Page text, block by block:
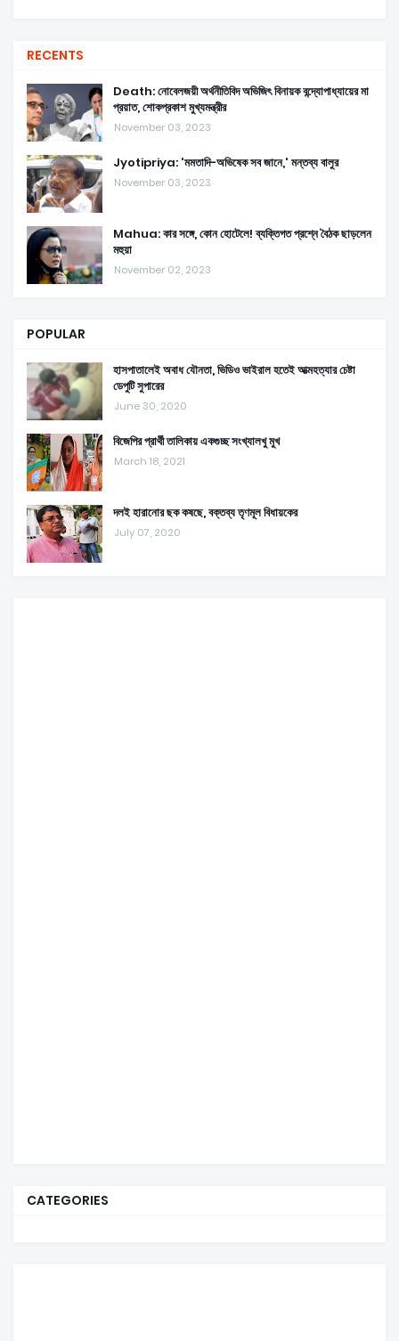
RECENTS
Death: নোবেলজয়ী অর্থনীতিবিদ অভিজিৎ বিনায়ক বন্দ্যোপাধ্যায়ের মা
প্রয়াত, শোকপ্রকাশ মুখ্যমন্ত্রীর
November 03, 2023
Jyotipriya: 'মমতাদি-অভিষেক সব জানে,' মন্তব্য বালুর
November 03, 2023
Mahua: কার সঙ্গে, কোন হোটেলে! ব্যক্তিগত প্রশ্নে বৈঠক ছাড়লেন
মহুয়া
November 02, 2023
POPULAR
হাসপাতালেই অবাধ যৌনতা, ভিডিও ভাইরাল হতেই আত্মহত্যার চেষ্টা
ডেপুটি সুপারের
June 30, 2020
বিজেপির প্রার্থী তালিকায় একগুচ্ছ সংখ্যালখু মুখ
March 18, 2021
দলই হারানোর ছক কষছে, বক্তব্য তৃণমূল বিধায়কের
July 07, 2020
CATEGORIES